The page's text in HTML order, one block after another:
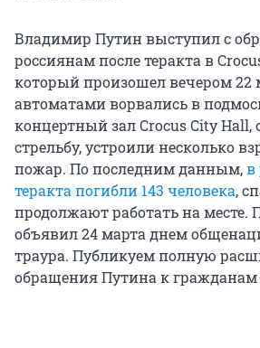
Владимир Путин выступил с
россиянам после теракта в
который произошел вечером 22
автоматами ворвались в
концертный зал Crocus City
стрельбу, устроили несколько
пожар. По последним данным,в
теракта погибли 143 человека,
продолжают работать на месте.
объявил 24 марта днем
траура. Публикуем полную
обращения Путина к гражданам